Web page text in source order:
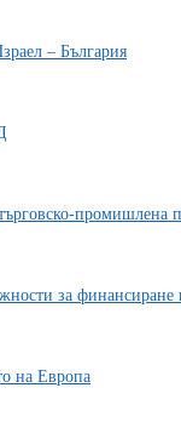
– България
за финансиране
на Европа